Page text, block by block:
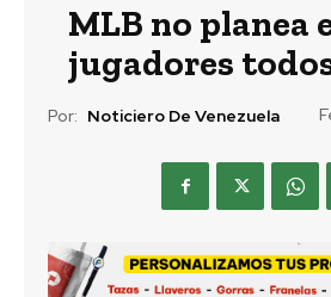
MLB no planea
jugadores
Por: Noticiero De Venezuela